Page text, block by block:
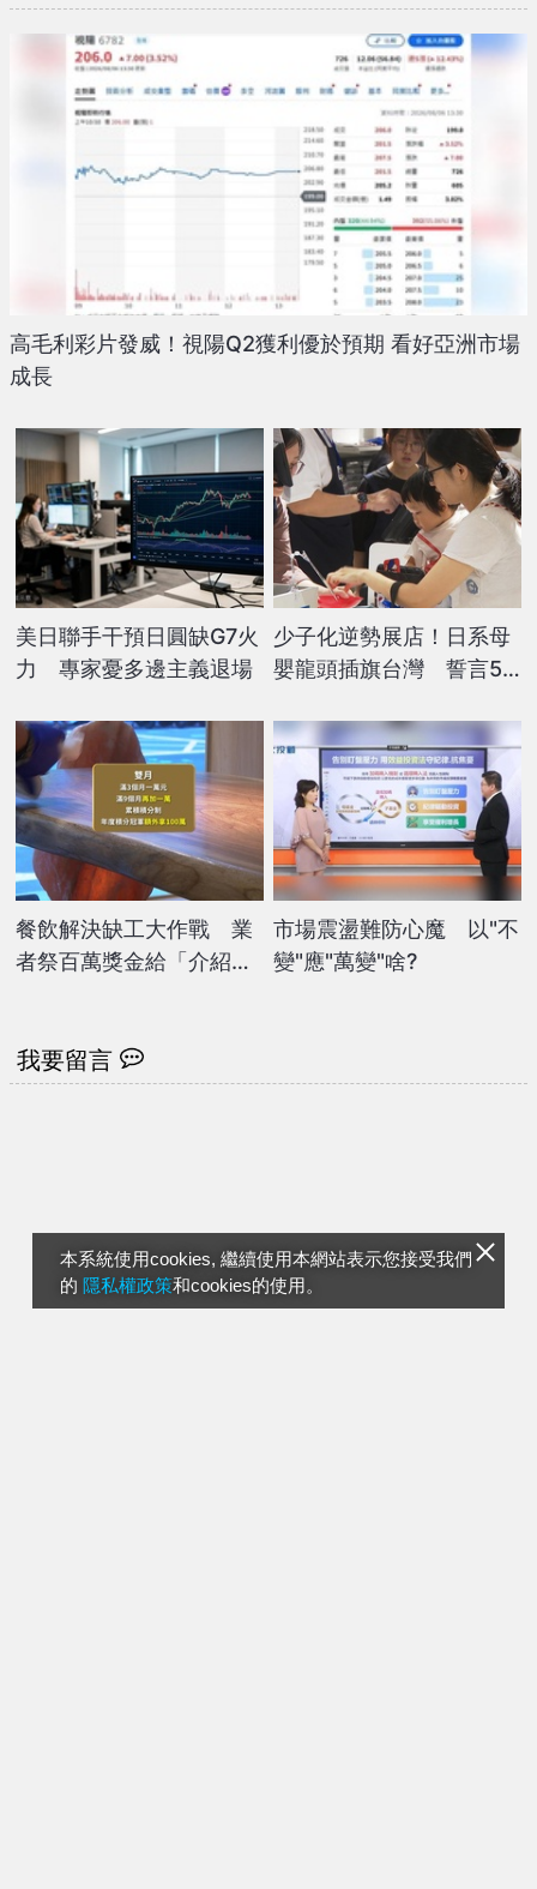
本系統使用cookies, 繼續使用本網站表示您接受我們
的 隱私權政策和cookies的使用。
高毛利彩片發威！視陽Q2獲利優於預期 看好亞洲市場
成長
美日聯手干預日圓缺G7火
力 專家憂多邊主義退場
少子化逆勢展店！日系母
嬰龍頭插旗台灣 誓言5
餐飲解決缺工大作戰 業
者祭百萬獎金給「介紹
市場震盪難防心魔 以"不
變"應"萬變"啥?
我要留言